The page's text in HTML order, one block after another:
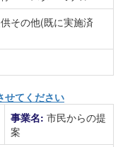
その他(既に実施済
せてください
事業名: 市民からの提
案